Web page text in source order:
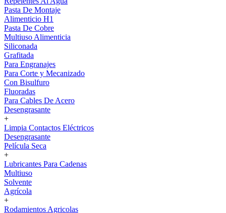
Pasta De Montaje
Alimenticio H1
Pasta De Cobre
Multiuso Alimenticia
Siliconada
Grafitada
Para Engranajes
Para Corte y Mecanizado
Con Bisulfuro
Fluoradas
Para Cables De Acero
Desengrasante
+
Limpia Contactos Eléctricos
Desengrasante
Película Seca
+
Lubricantes Para Cadenas
Multiuso
Solvente
Agrícola
+
Rodamientos Agricolas